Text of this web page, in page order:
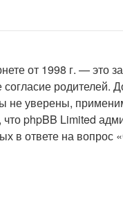
от 1998 г. — это
родителей.
уверены,
phpBB Limited
ответе на вопрос